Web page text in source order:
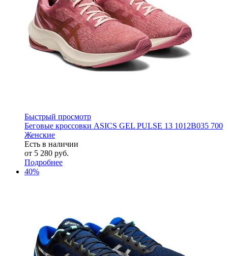
Быстрый просмотр
Беговые кроссовки ASICS GEL PULSE 13 1012B035 700
Женские
Есть в наличии
от 5 280 руб.
Подробнее
40%